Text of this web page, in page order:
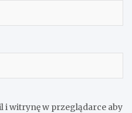
i witrynę w przeglądarce aby